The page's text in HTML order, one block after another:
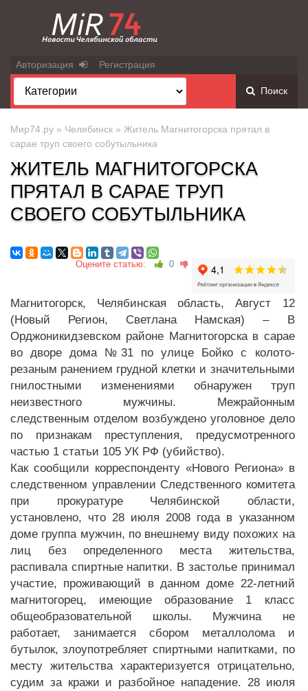
Авторизация Регистрация
Поиск
Мир74.ру » Челябинск » Житель Магнитогорска прятал в
сарае труп своего собутыльника
ЖИТЕЛЬ МАГНИТОГОРСКА
ПРЯТАЛ В САРАЕ ТРУП
СВОЕГО СОБУТЫЛЬНИКА
Оцените статью: 0
Магнитогорск, Челябинская область, Август 12
(Новый Регион, Светлана Намская) – В
Орджоникидзевском районе Магнитогорска в сарае
во дворе дома №31 по улице Бойко с колото-
резаным ранением грудной клетки и значительными
гнилостными изменениями обнаружен труп
неизвестного мужчины. Межрайонным
следственным отделом возбуждено уголовное дело
по признакам преступления, предусмотренного
частью 1 статьи 105 УК РФ (убийство).
Как сообщили корреспонденту «Нового Региона» в
следственном управлении Следственного комитета
при прокуратуре Челябинской области,
установлено, что 28 июля 2008 года в указанном
доме группа мужчин, по внешнему виду похожих на
лиц без определенного места жительства,
распивала спиртные напитки. В застолье принимал
участие, проживающий в данном доме 22-летний
магнитогорец, имеющие образование 1 класс
общеобразовательной школы. Мужчина не
работает, занимается сбором металлолома и
бутылок, злоупотребляет спиртными напитками, по
месту жительства характеризуется отрицательно,
судим за кражи и разбойное нападение. 28 июля